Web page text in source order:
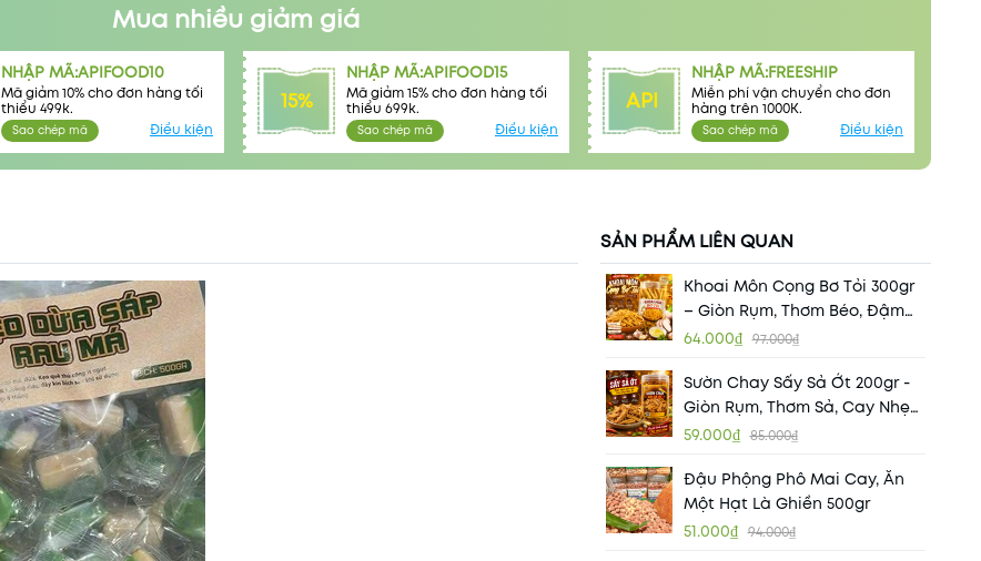
Mua nhiều giảm giá
NHẬP MÃ:APIFOOD10
Mã giảm 10% cho đơn hàng tối
thiểu 499k.
Sao chép mã Điều kiện
15%
NHẬP MÃ:APIFOOD15
Mã giảm 15% cho đơn hàng tối
thiểu 699k.
Sao chép mã Điều kiện
API
NHẬP MÃ:FREESHIP
Miễn phí vận chuyển cho đơn
hàng trên 1000K.
Sao chép mã Điều kiện
Mã khuyến mãi:
Điều kiện:
SẢN PHẨM LIÊN QUAN
Khoai Môn Cọng Bơ Tỏi 300gr
– Giòn Rụm, Thơm Béo, Đậm
Đà Khó Cưỡng
64.000₫ 97.000₫
Sườn Chay Sấy Sả Ớt 200gr -
Giòn Rụm, Thơm Sả, Cay Nhẹ
Đậm Đà
59.000₫ 85.000₫
Đậu Phộng Phô Mai Cay, Ăn
Một Hạt Là Ghiền 500gr
51.000₫ 94.000₫